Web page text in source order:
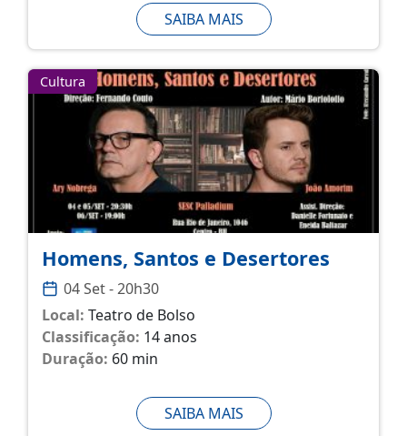
SAIBA MAIS
Cultura
Homens, Santos e Desertores
04 Set - 20h30
Local: Teatro de Bolso
Classificação: 14 anos
Duração: 60 min
SAIBA MAIS